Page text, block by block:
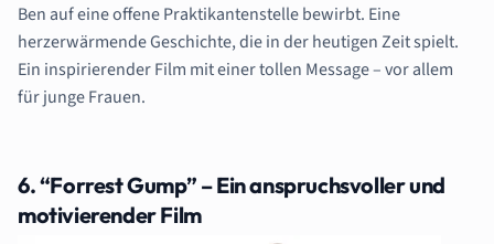
Ben auf eine offene Praktikantenstelle bewirbt. Eine
herzerwärmende Geschichte, die in der heutigen Zeit spielt.
Ein inspirierender Film mit einer tollen Message – vor allem
für junge Frauen.
6. “Forrest Gump” – Ein anspruchsvoller und
motivierender Film